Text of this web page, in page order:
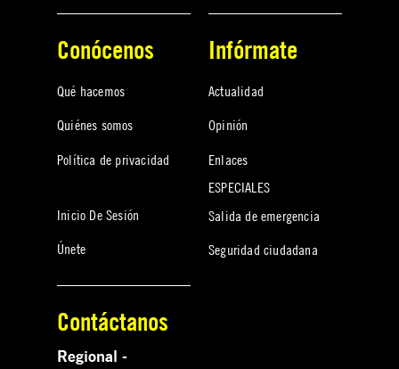
Conócenos
Qué hacemos
Quiénes somos
Política de privacidad
Inicio De Sesión
Únete
Infórmate
Actualidad
Opinión
Enlaces
ESPECIALES
Salida de emergencia
Seguridad ciudadana
Contáctanos
Regional -